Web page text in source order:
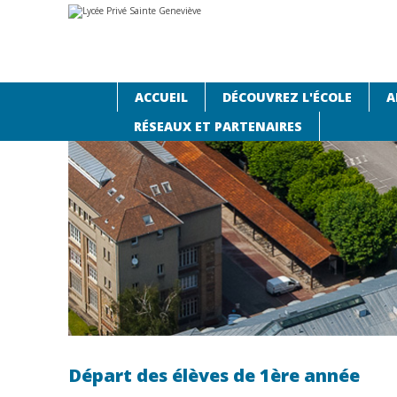
la
ACCUEIL DÉCOUVREZ L'ÉCOLE
RÉSEAUX ET PARTENAIRES
Accueil›Agenda Départ des élèves de 1ère année
Départ des élèves de 1ère année